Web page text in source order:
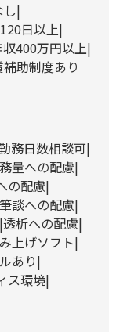
日以上
400万円以上
助制度あり
務日数相談可
量への配慮
の配慮
筆談への配慮
透析への配慮
上げソフト
あり
ス環境